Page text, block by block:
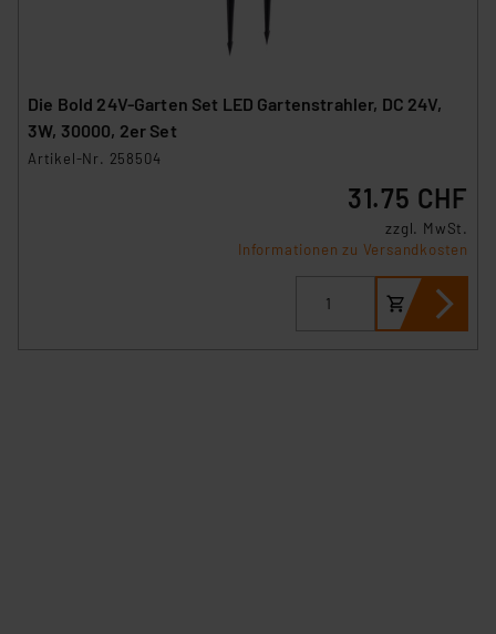
Die Bold 24V-Garten Set LED Gartenstrahler, DC 24V,
3W, 30000, 2er Set
Artikel-Nr. 258504
31.75 CHF
zzgl. MwSt.
Informationen zu Versandkosten